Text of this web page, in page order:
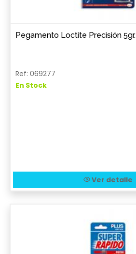
Pegamento Loctite Precisión 5gr.
Ref: 069277
En Stock
Ver detalle